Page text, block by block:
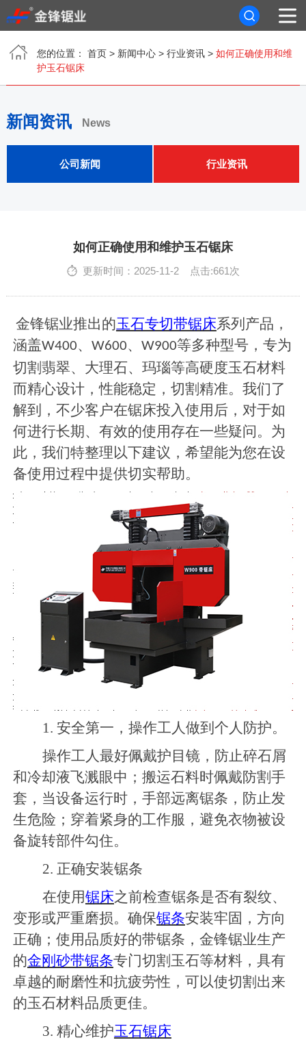
首页
产品中心
新闻资讯
您的位置： 首页> 新闻中心> 行业资讯> 如何正确使用和维
护玉石锯床
新闻资讯 News
公司新闻 行业资讯
如何正确使用和维护玉石锯床
更新时间：2025-11-2 点击:661次
金锋锯业推出的玉石专切带锯床系列产品，
涵盖W400、 W600、 W900等多种型号，专为
切割翡翠、大理石、玛瑙等高硬度玉石材料
而精心设计，性能稳定，切割精准。我们了
解到，不少客户在锯床投入使用后，对于如
何进行长期、有效的使用存在一些疑问。为
此，我们特整理以下建议，希望能为您在设
备使用过程中提供切实帮助。
1. 安全第一，操作工人做到个人防护。
操作工人最好佩戴护目镜，防止碎石屑
和冷却液飞溅眼中；搬运石料时佩戴防割手
套，当设备运行时，手部远离锯条，防止发
生危险；穿着紧身的工作服，避免衣物被设
备旋转部件勾住。
2. 正确安装锯条
在使用锯床之前检查锯条是否有裂纹、
变形或严重磨损。确保锯条安装牢固，方向
正确；使用品质好的带锯条，金锋锯业生产
的金刚砂带锯条专门切割玉石等材料，具有
卓越的耐磨性和抗疲劳性，可以使切割出来
的玉石材料品质更佳。
3. 精心维护玉石锯床